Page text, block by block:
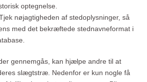
optegnelse.
nøjagtigheden af stedoplysninger, så
med det bekræftede stednavneformat i
gennemgås, kan hjælpe andre til at
slægtstræ. Nedenfor er kun nogle få